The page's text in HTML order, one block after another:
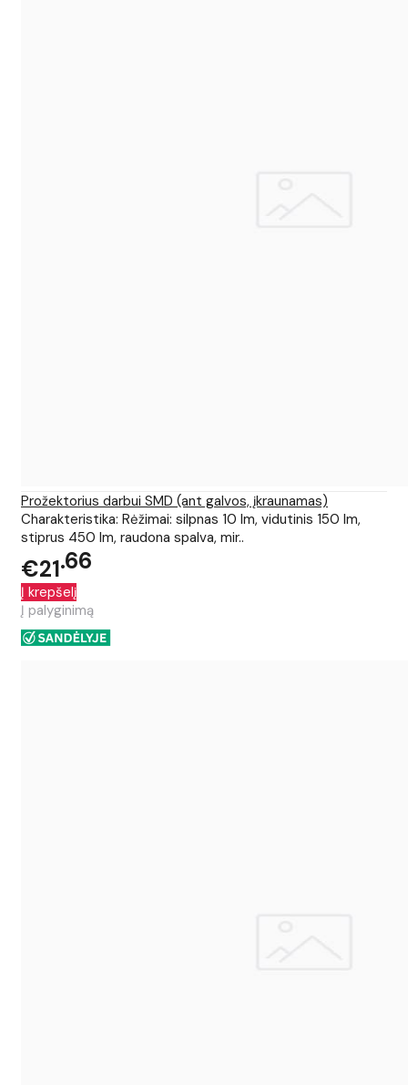
Prožektorius darbui SMD (ant galvos, įkraunamas)
Charakteristika: Rėžimai: silpnas 10 lm, vidutinis 150 lm,
stiprus 450 lm, raudona spalva, mir..
€21 66
Į krepšelį
Į palyginimą